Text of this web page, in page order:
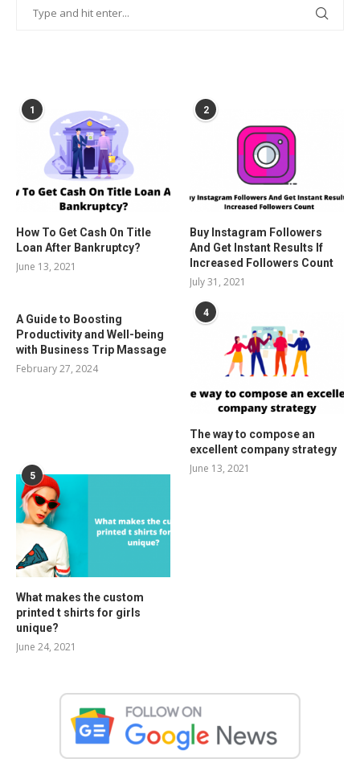
1
How To Get Cash On Title
Loan After Bankruptcy?
June 13, 2021
2
Buy Instagram Followers
And Get Instant Results If
Increased Followers Count
July 31, 2021
A Guide to Boosting
Productivity and Well-being
with Business Trip Massage
February 27, 2024
4
The way to compose an
excellent company strategy
June 13, 2021
5
What makes the custom
printed t shirts for girls
unique?
June 24, 2021